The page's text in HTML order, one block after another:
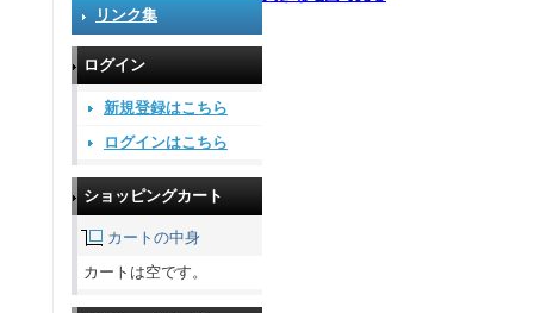
リンク集
ログイン
新規登録はこちら
ログインはこちら
ショッピングカート
カートの中身
カートは空です。